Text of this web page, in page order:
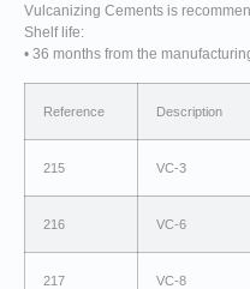
Vulcanizing Cements is
Shelf life:
• 36 months from the
Reference Description
215 VC-3
216 VC-6
217 VC-8